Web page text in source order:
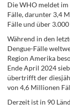
Die WHO meldet
Fälle, darunter 3,4
Fälle und über
Während in den
Dengue-Fälle
Region Amerika
Ende April 2024
übertrifft der
von 4,6 Millionen
Derzeit ist in 90